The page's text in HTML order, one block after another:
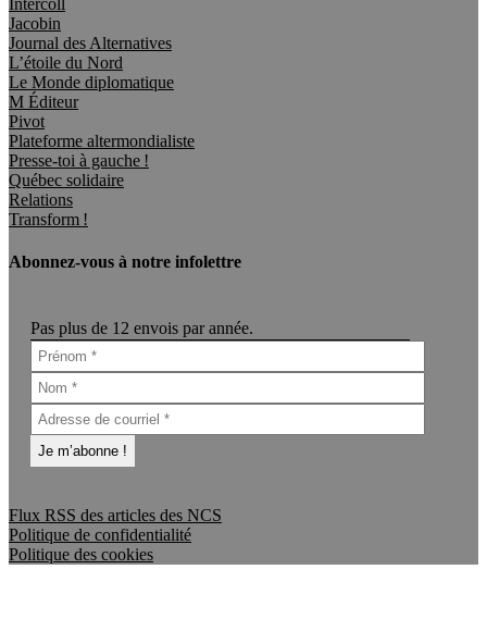
Intercoll
Jacobin
Journal des Alternatives
L’étoile du Nord
Le Monde diplomatique
M Éditeur
Pivot
Plateforme altermondialiste
Presse-toi à gauche !
Québec solidaire
Relations
Transform !
Abonnez-vous à notre infolettre
Pas plus de 12 envois par année.
Flux RSS des articles des NCS
Politique de confidentialité
Politique des cookies